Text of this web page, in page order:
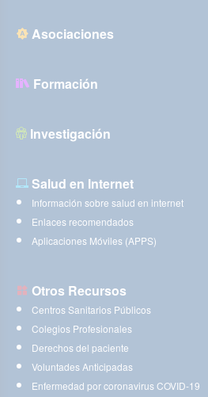
Asociaciones
Formación
Investigación
Salud en Internet
Información sobre salud en internet
Enlaces recomendados
Aplicaciones Móviles (APPS)
Otros Recursos
Centros Sanitarios Públicos
Colegios Profesionales
Derechos del paciente
Voluntades Anticipadas
Enfermedad por coronavirus COVID-19